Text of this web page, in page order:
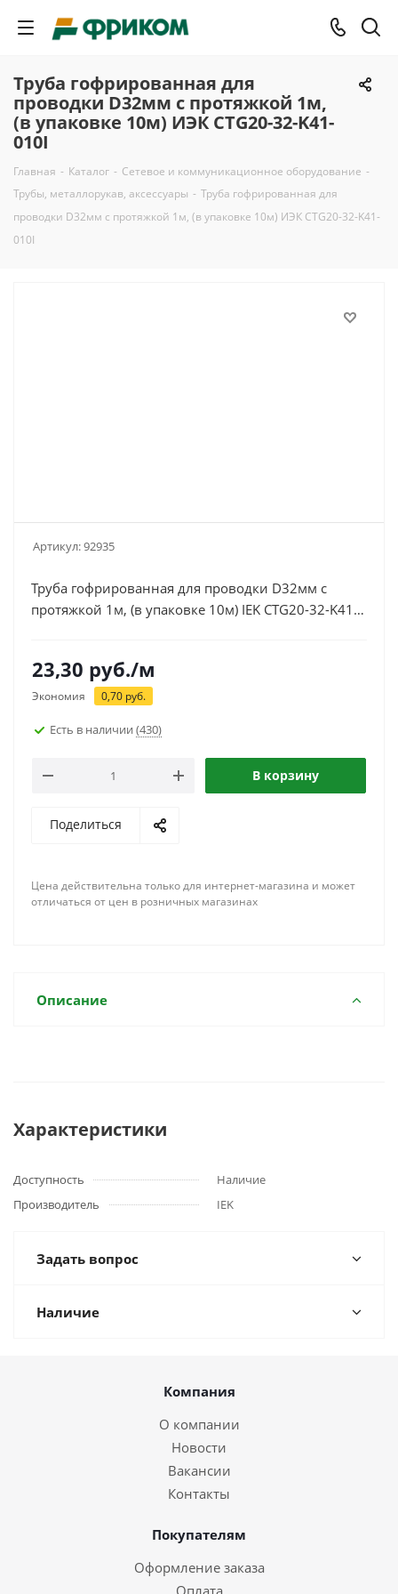
Труба гофрированная для
проводки D32мм с протяжкой 1м,
(в упаковке 10м) ИЭК CTG20-32-K41-
010I
Главная - Каталог - Сетевое и коммуникационное оборудование -
Трубы, металлорукав, аксессуары - Труба гофрированная для
проводки D32мм с протяжкой 1м, (в упаковке 10м) ИЭК CTG20-32-K41-
010I
Артикул:92935
Труба гофрированная для проводки D32мм с
протяжкой 1м, (в упаковке 10м) IEK CTG20-32-K41-
23,30 руб./м
Экономия 0,70 руб.
Есть в наличии (430)
В корзину
Поделиться
Цена действительна только для интернет-магазина и может
отличаться от цен в розничных магазинах
Описание
Характеристики
Доступность
Наличие
Производитель
IEK
Задать вопрос
Наличие
Компания
О компании
Новости
Вакансии
Контакты
Покупателям
Оформление заказа
Оплата